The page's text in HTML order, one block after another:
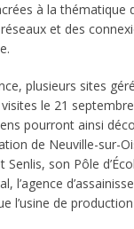
à la thématique
et des
plusieurs sites
le 21
pourront ainsi
de Neuville-sur-
son Pôle
l’agence
l’usine de